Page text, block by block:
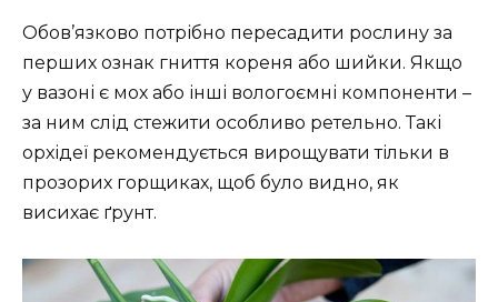
Обов’язково потрібно пересадити рослину за
перших ознак гниття кореня або шийки. Якщо
у вазоні є мох або інші вологоємні компоненти –
за ним слід стежити особливо ретельно. Такі
орхідеї рекомендується вирощувати тільки в
прозорих горщиках, щоб було видно, як
висихає ґрунт.